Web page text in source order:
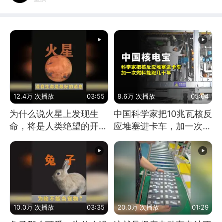
12.4万 次播放 03:55
为什么说火星上发现生
命，将是人类绝望的开
始？
8.6万 次播放 05:04
中国科学家把10兆瓦核反
应堆塞进卡车，加一次燃
料能跑几十年
10.0万 次播放 03:35 20.0万 次播放 01:29